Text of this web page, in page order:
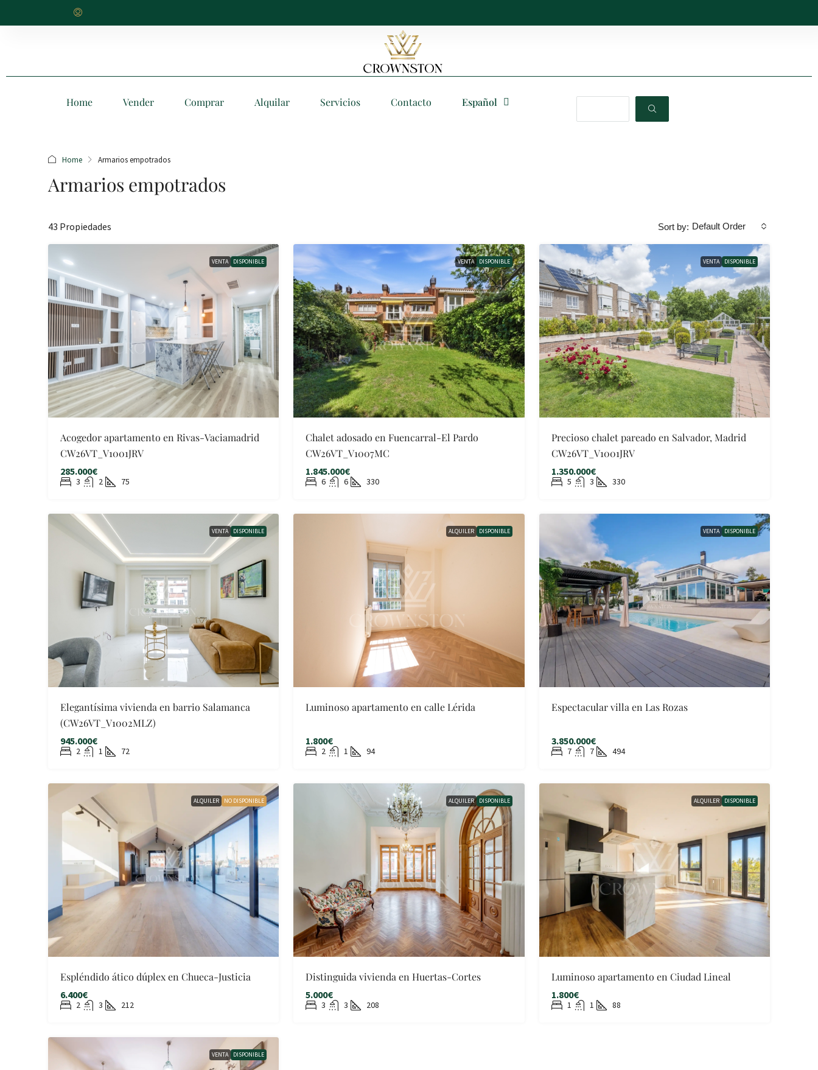
Home Vender Comprar Alquilar Servicios Contacto Español
Home Armarios empotrados
Armarios empotrados
43 Propiedades Sort by: Default Order
VENTA DISPONIBLE
Acogedor apartamento en Rivas-Vaciamadrid
CW26VT_V1001JRV
285.000€
3 2 75
VENTA DISPONIBLE
Chalet adosado en Fuencarral-El Pardo
CW26VT_V1007MC
1.845.000€
6 6 330
VENTA DISPONIBLE
Precioso chalet pareado en Salvador, Madrid
CW26VT_V1001JRV
1.350.000€
5 3 330
VENTA DISPONIBLE
Elegantísima vivienda en barrio Salamanca
(CW26VT_V1002MLZ)
945.000€
2 1 72
ALQUILER DISPONIBLE
Luminoso apartamento en calle Lérida
1.800€
2 1 94
VENTA DISPONIBLE
Espectacular villa en Las Rozas
3.850.000€
7 7 494
ALQUILER NO DISPONIBLE
Espléndido ático dúplex en Chueca-Justicia
6.400€
2 3 212
ALQUILER DISPONIBLE
Distinguida vivienda en Huertas-Cortes
5.000€
3 3 208
ALQUILER DISPONIBLE
Luminoso apartamento en Ciudad Lineal
1.800€
1 1 88
VENTA DISPONIBLE